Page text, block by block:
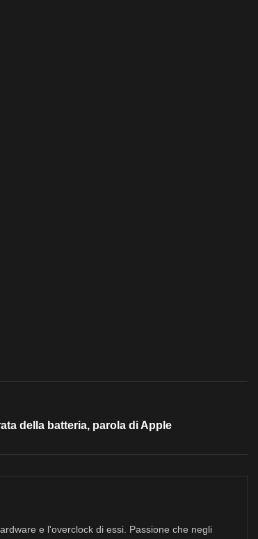
della batteria, parola di Apple
e l'overclock di essi. Passione che negli